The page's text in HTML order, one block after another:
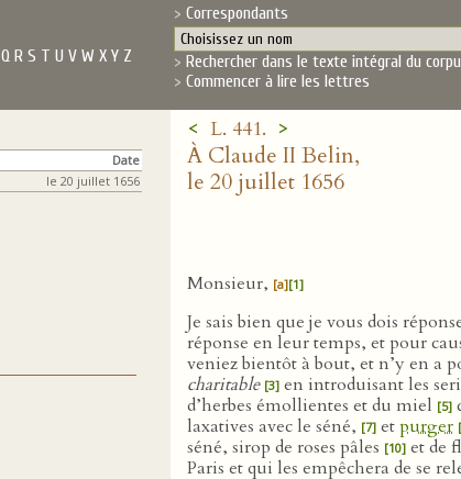
Q R S T U V W X Y Z
Correspondants
Rechercher dans le texte intégral du
Commencer à lire les lettres